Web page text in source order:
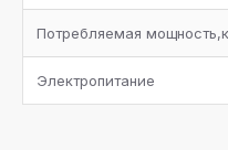
Система
линии нагнетания
Фильтр-очиститель на
Потребляемая
Электропитание